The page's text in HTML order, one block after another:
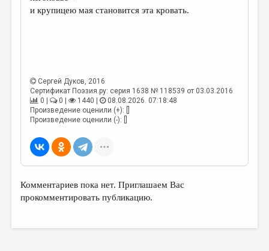
СТРАНИЦЫ ПАМЯТИ
РЕДКОЛЛЕГИЯ
ОТ РЕДАКЦИИ
МАЛАЯ ПРОЗА
ЭССЕИСТИКА
ЛИТЕРАТУРОВЕДЕНИЕ
КУЛЬТУРОВЕДЕНИЕ
ПУБЛИЦИСТИКА
и крупицею мая становится эта кровать.
Сергей Дуков, 2016
Сертификат Поэзия.ру: серия 1638 № 118539 от 03.03.2016
0 |
0 | 1440 |
08.08.2026. 07:18:48
Произведение оценили (+): []
Произведение оценили (-): []
Комментариев пока нет. Приглашаем Вас
прокомментировать публикацию.